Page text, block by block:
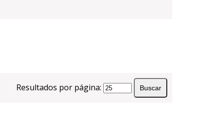
Resultados por página: